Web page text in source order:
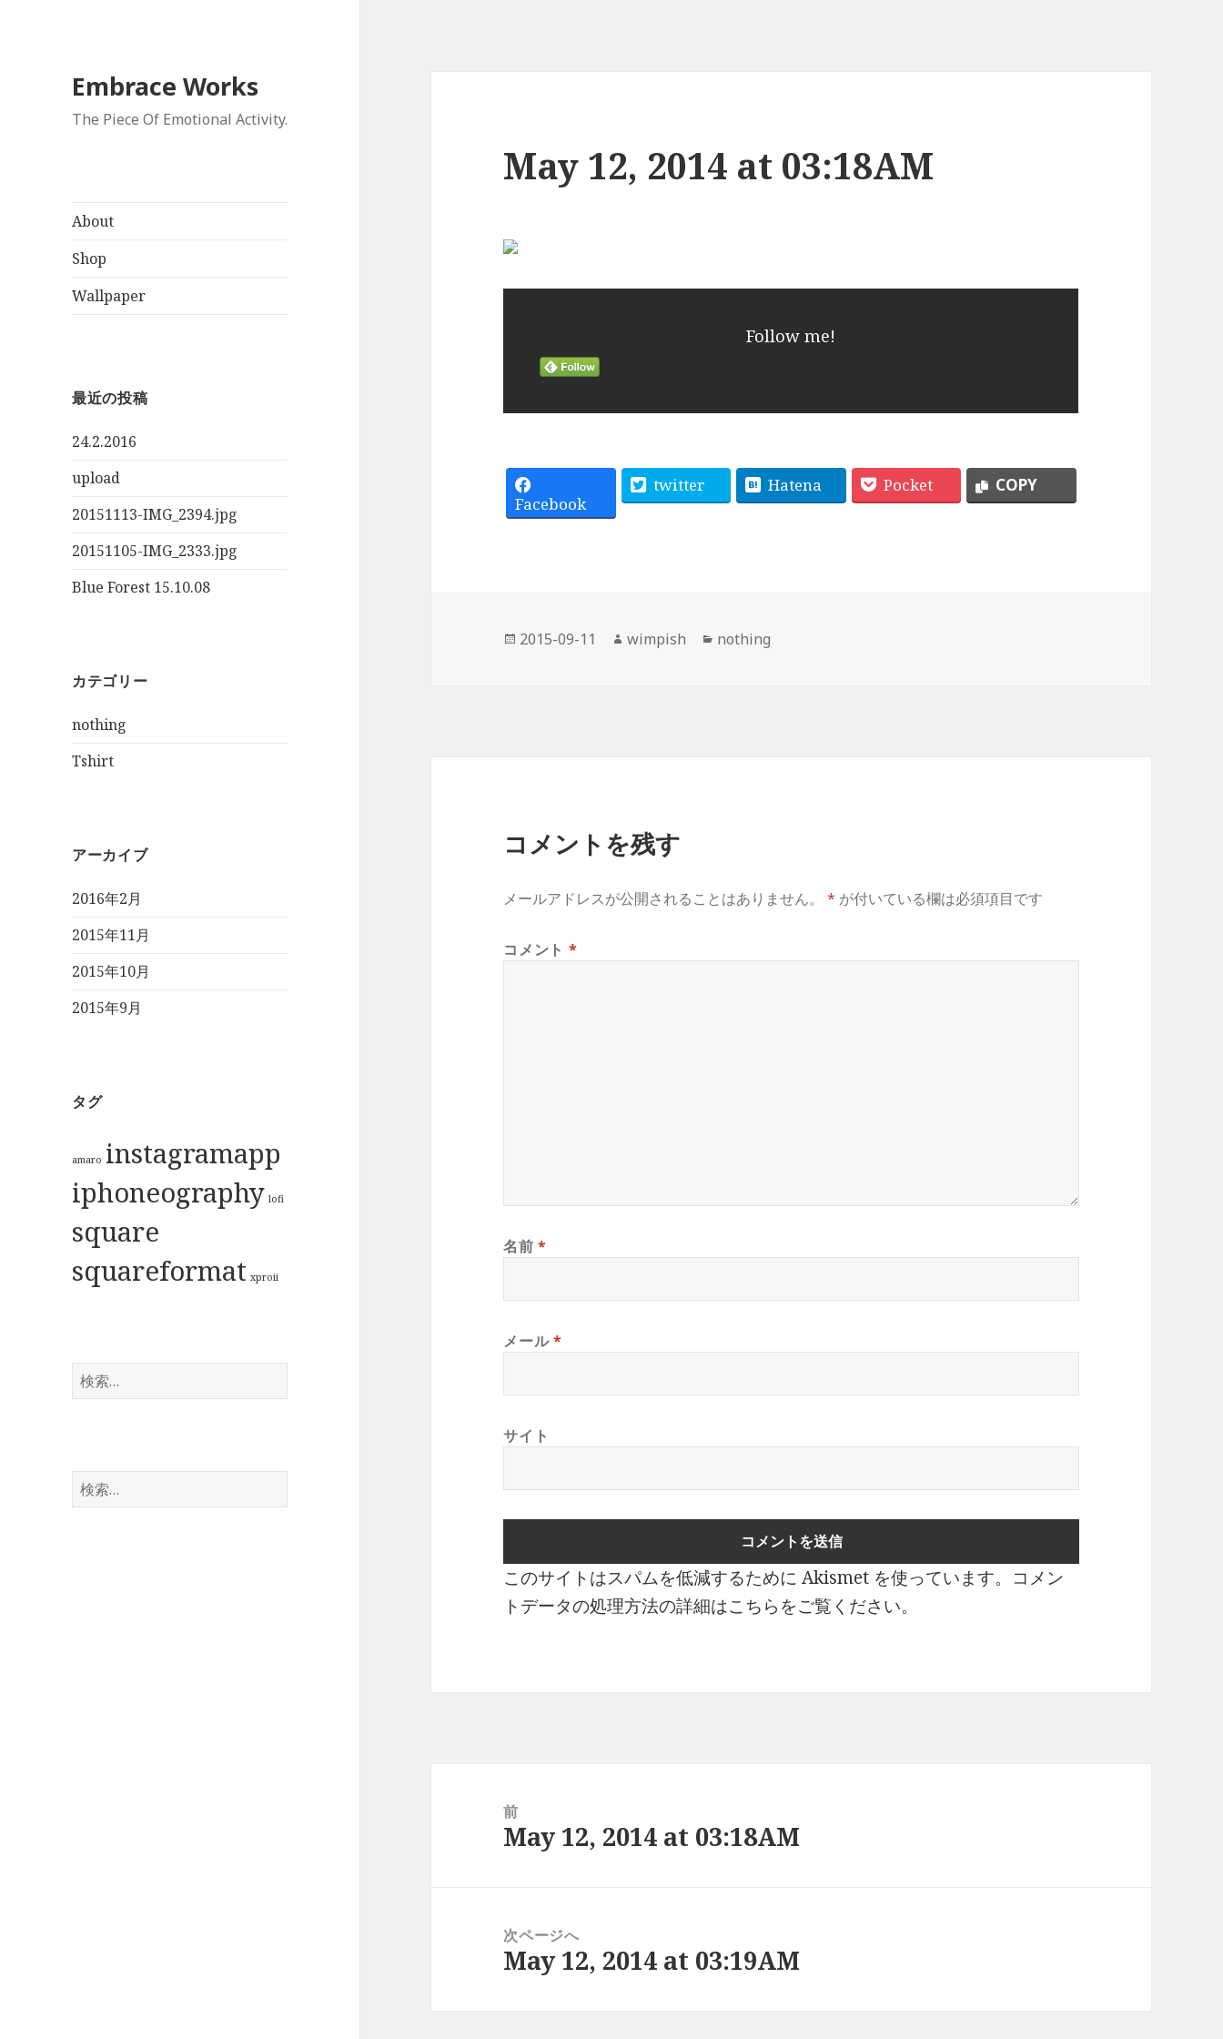
Embrace Works
The Piece Of Emotional Activity.
About
Shop
Wallpaper
最近の投稿
24.2.2016
upload
20151113-IMG_2394.jpg
20151105-IMG_2333.jpg
Blue Forest 15.10.08
カテゴリー
nothing
Tshirt
アーカイブ
2016年2月
2015年11月
2015年10月
2015年9月
タグ
amaro instagramapp
iphoneography lofi
square
squareformat xproii
検
索:
検
索:
May 12, 2014 at 03:18AM
Follow me!
Facebook
twitter Hatena Pocket COPY
投
2015-09-11
作
wimpish
カ
nothing
コメントを残す
メールアドレスが公開されることはありません。 * が付いている欄は必須項目です
コメント *
名前*
メール*
サイト
このサイトはスパムを低減するために Akismet を使っています。
コメン
トデータの処理方法の詳細はこちらをご覧ください。
前
前
May 12, 2014 at 03:18AM
次ページへ
次
May 12, 2014 at 03:19AM